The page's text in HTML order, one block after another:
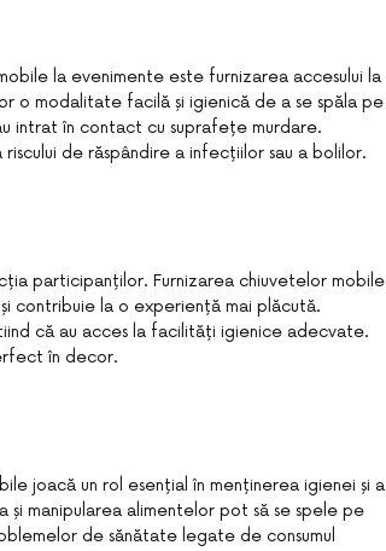
la evenimente este furnizarea accesului la
o modalitate facilă și igienică de a se spăla pe
intrat în contact cu suprafețe murdare.
de răspândire a infecțiilor sau a bolilor.
participanților. Furnizarea chiuvetelor mobile
contribuie la o experiență mai plăcută.
că au acces la facilități igienice adecvate.
în decor.
joacă un rol esențial în menținerea igienei și a
manipularea alimentelor pot să se spele pe
de sănătate legate de consumul